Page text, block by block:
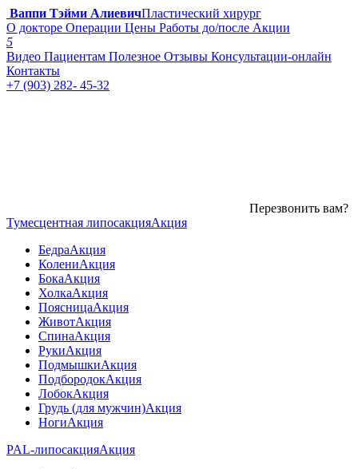
Ваппи Тэйми АлиевичПластический хирург
О докторе Операции Цены Работы до/после Акции
5
Видео Пациентам Полезное Отзывы Консультации-онлайн
Контакты
+7 (903) 282- 45-32
Перезвонить вам?
Тумесцентная липосакцияАкция
БедраАкция
КолениАкция
БокаАкция
ХолкаАкция
ПоясницаАкция
ЖивотАкция
СпинаАкция
РукиАкция
ПодмышкиАкция
ПодбородокАкция
ЛобокАкция
Грудь (для мужчин)Акция
НогиАкция
PAL-липосакцияАкция